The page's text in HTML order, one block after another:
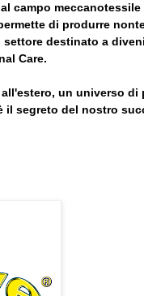
campo meccanotessile
di produrre
destinato a
Care.
un universo di
il segreto del nostro